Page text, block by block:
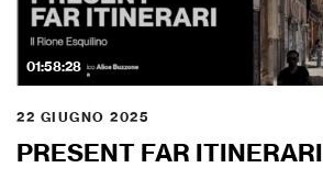
01:58:28
22 GIUGNO 2025
PRESENT FAR ITINERARI